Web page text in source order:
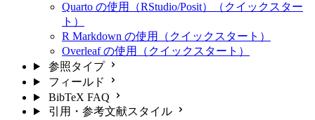
Quarto の使用（RStudio/Posit）（クイックスター
ト）
R Markdown の使用（クイックスタート）
Overleaf の使用（クイックスタート）
参照タイプ
フィールド
BibTeX FAQ
引用・参考文献スタイル